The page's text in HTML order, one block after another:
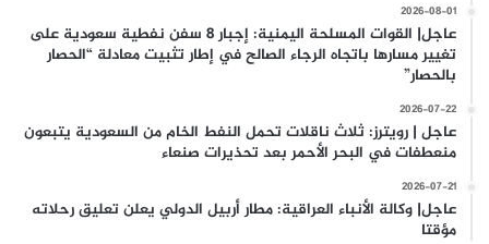
2026-08-01
عاجل| القوات المسلحة اليمنية: إجبار 8 سفن نفطية سعودية على
تغيير مسارها باتجاه الرجاء الصالح في إطار تثبيت معادلة “الحصار
بالحصار”
2026-07-22
عاجل | رويترز: ثلاث ناقلات تحمل النفط الخام من السعودية يتبعون
منعطفات في البحر الأحمر بعد تحذيرات صنعاء
2026-07-21
عاجل| وكالة الأنباء العراقية: مطار أربيل الدولي يعلن تعليق رحلاته
مؤقتا